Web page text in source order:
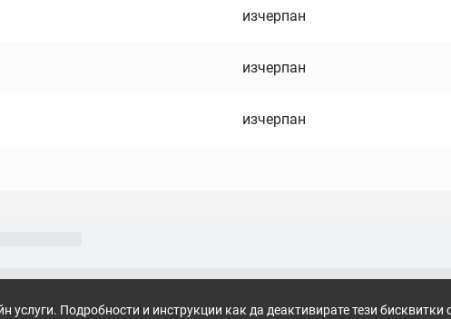
изчерпан
изчерпан
изчерпан
Подробности и инструкции как да деактивирате тези бисквитки